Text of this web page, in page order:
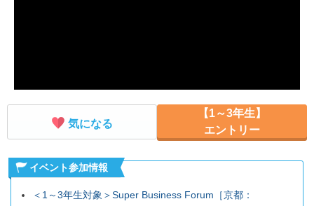
気になる
【1～3年生】
エントリー
イベント参加情報
＜1～3年生対象＞Super Business Forum［京都：